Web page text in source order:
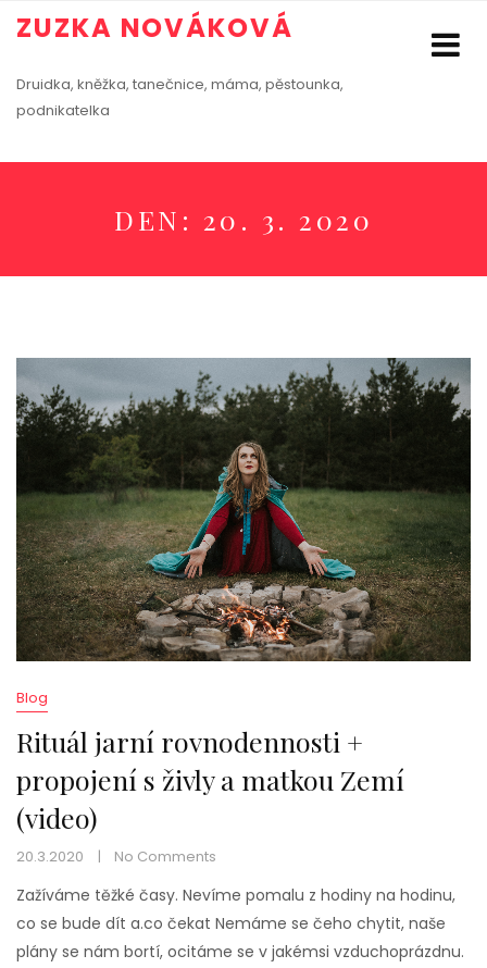
ZUZKA NOVÁKOVÁ
Druidka, kněžka, tanečnice, máma, pěstounka,
podnikatelka
DEN: 20. 3. 2020
Blog
Rituál jarní rovnodennosti +
propojení s živly a matkou Zemí
(video)
20.3.2020 No Comments
Zažíváme těžké časy. Nevíme pomalu z hodiny na hodinu,
co se bude dít a.co čekat Nemáme se čeho chytit, naše
plány se nám bortí, ocitáme se v jakémsi vzduchoprázdnu.